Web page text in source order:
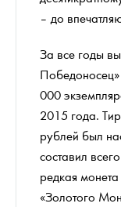
– до
За все годы
000
2015 года.
рублей был
составил
редкая
«Золотого